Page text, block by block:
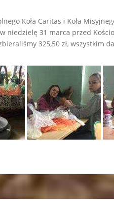
Koła Caritas i Koła
niedzielę 31 marca przed
325,50 zł, wszystkim